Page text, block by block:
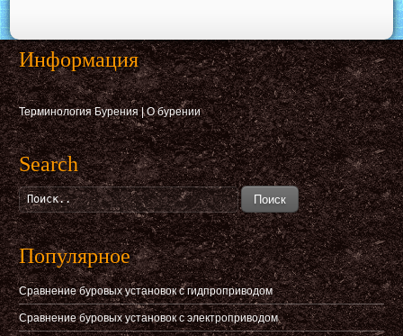
Информация
Терминология Бурения|О бурении
Search
Поиск
Популярное
Сравнение буровых установок с гидпроприводом
Сравнение буровых установок с электроприводом